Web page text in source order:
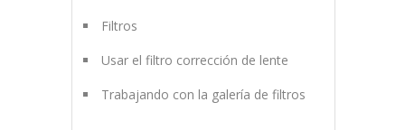
Filtros
Usar el filtro corrección de lente
Trabajando con la galería de filtros